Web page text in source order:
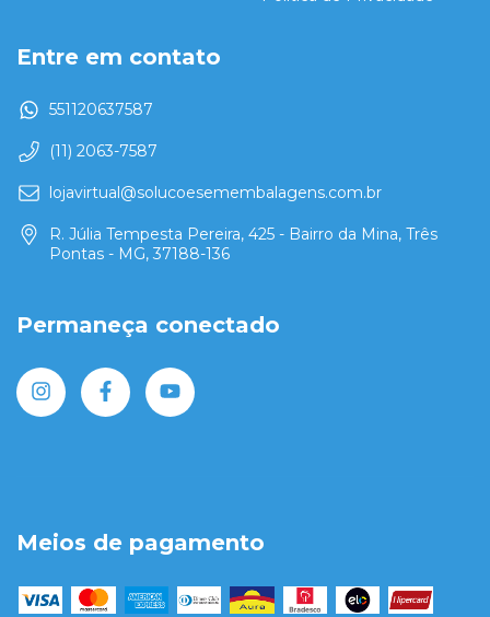
Entre em contato
551120637587
(11) 2063-7587
lojavirtual@solucoesemembalagens.com.br
R. Júlia Tempesta Pereira, 425 - Bairro da Mina, Três
Pontas - MG, 37188-136
Permaneça conectado
Meios de pagamento